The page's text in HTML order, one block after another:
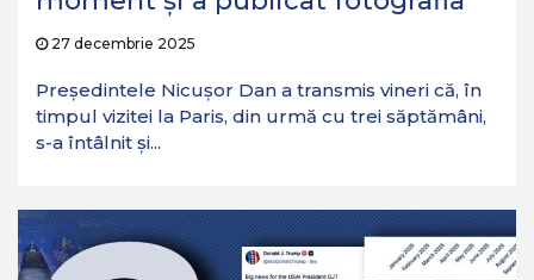
27 decembrie 2025
Președintele Nicușor Dan a transmis vineri că, în
timpul vizitei la Paris, din urmă cu trei săptămâni,
s-a întâlnit și...